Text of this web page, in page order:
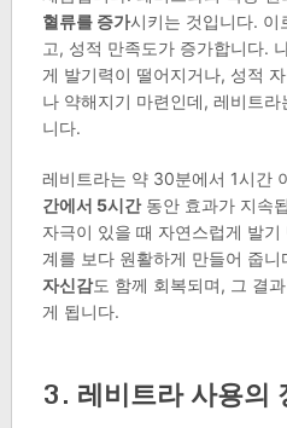
혈류를 증가시키는 것입니다. 이
고, 성적 만족도가 증가합니다.
게 발기력이 떨어지거나, 성적
나 약해지기 마련인데, 레비트
니다.
레비트라는 약 30분에서 1시간
간에서 5시간동안 효과가 지속
자극이 있을 때 자연스럽게 발
계를 보다 원활하게 만들어 줍
자신감도 함께 회복되며, 그 결과
게 됩니다.
3. 레비트라 사용의